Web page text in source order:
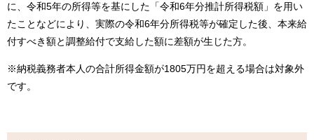
に、令和5年の所得等を基にした「令和6年分推計所得税額」を用い
たことなどにより、実際の令和6年分所得税等が確定した後、本来給
付すべき額と調整給付で支給した額に差額が生じた方。
※納税義務者本人の合計所得金額が1805万円を超える場合は対象外
です。